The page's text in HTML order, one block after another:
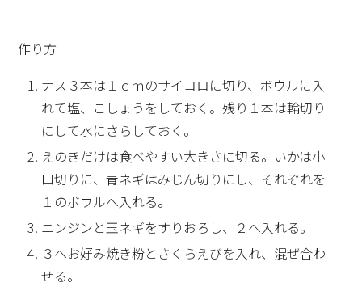
作り方
ナス３本は１ｃｍのサイコロに切り、ボウルに入
れて塩、こしょうをしておく。残り１本は輪切り
にして水にさらしておく。
えのきだけは食べやすい大きさに切る。いかは小
口切りに、青ネギはみじん切りにし、それぞれを
１のボウルへ入れる。
ニンジンと玉ネギをすりおろし、２へ入れる。
３へお好み焼き粉とさくらえびを入れ、混ぜ合わ
せる。